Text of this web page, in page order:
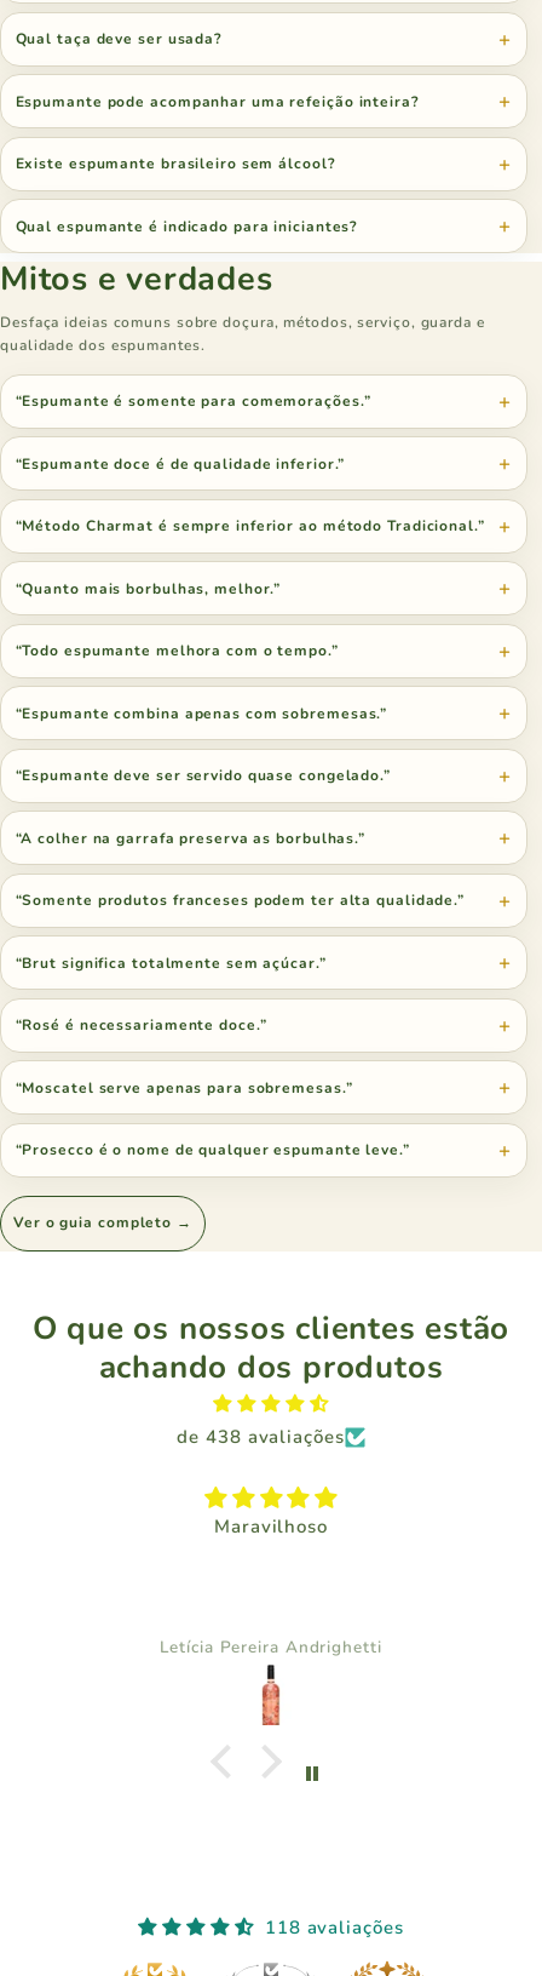
Qual taça deve ser usada?
Espumante pode acompanhar uma refeição inteira?
Existe espumante brasileiro sem álcool?
Qual espumante é indicado para iniciantes?
Mitos e verdades
Desfaça ideias comuns sobre doçura, métodos, serviço, guarda e
qualidade dos espumantes.
“Espumante é somente para comemorações.”
“Espumante doce é de qualidade inferior.”
“Método Charmat é sempre inferior ao método Tradicional.”
“Quanto mais borbulhas, melhor.”
“Todo espumante melhora com o tempo.”
“Espumante combina apenas com sobremesas.”
“Espumante deve ser servido quase congelado.”
“A colher na garrafa preserva as borbulhas.”
“Somente produtos franceses podem ter alta qualidade.”
“Brut significa totalmente sem açúcar.”
“Rosé é necessariamente doce.”
“Moscatel serve apenas para sobremesas.”
“Prosecco é o nome de qualquer espumante leve.”
Ver o guia completo →
O que os nossos clientes estão
achando dos produtos
de 438 avaliações
Maravilhoso
Letícia Pereira Andrighetti
118 avaliações